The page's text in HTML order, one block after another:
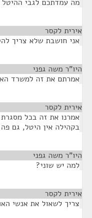
מה עמדתכם לגבי ההיטל
אירית לקסר
אני חושבת שלא צריך
היו"ר משה גפני
אמרתם את זה למשרד
אירית לקסר
אמרנו את זה בכל
בקהילה אין היטל, גם
היו"ר משה גפני
למה יש שוני?
אירית לקסר
צריך לשאול את אנשי